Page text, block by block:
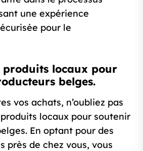
une expérience
pour le
produits locaux pour
belges.
vos achats, n’oubliez pas
locaux pour soutenir
En optant pour des
près de chez vous, vous